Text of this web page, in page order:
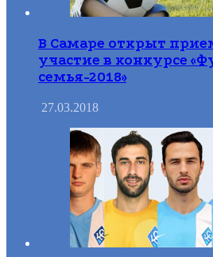
В Самаре открыт
участие в конкурсе
семья-2018»
27.03.2018